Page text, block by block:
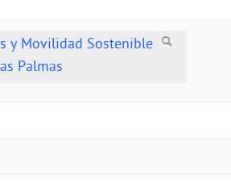
y Movilidad Sostenible
Palmas